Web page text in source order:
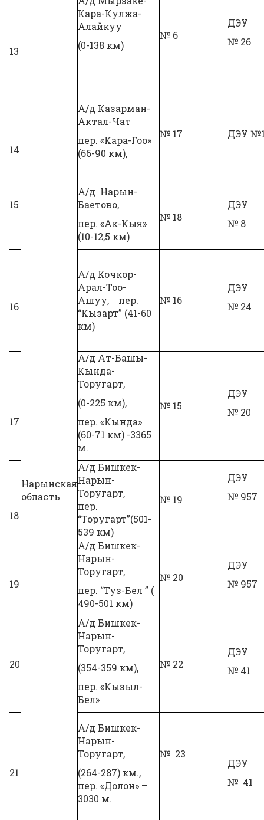
13
Кара-Кулжа-
Алайкуу
(0-138 км)
№ 6
ДЭУ
№ 26
14
Нарынская
область
А/д Казарман-
Актал-Чат
пер. «Кара-Гоо»
(66-90 км),
№ 17 ДЭУ
15
А/д Нарын-
Баетово,
пер. «Ак-Кыя»
(10-12,5 км)
№ 18
ДЭУ
№ 8
16
А/д Кочкор-
Арал-Тоо-
Ашуу, пер.
“Кызарт” (41-60
км)
№ 16
ДЭУ
№ 24
17
А/д Ат-Башы-
Кында-
Торугарт,
(0-225 км),
пер. «Кында»
(60-71 км) -3365
м.
№ 15
ДЭУ
№ 20
18
А/д Бишкек-
Нарын-
Торугарт,
пер.
“Торугарт”(501-
539 км)
№ 19
ДЭУ
№ 957
19
А/д Бишкек-
Нарын-
Торугарт,
пер. “Туз-Бел ” (
490-501 км)
№ 20
ДЭУ
№ 957
20
А/д Бишкек-
Нарын-
Торугарт,
(354-359 км),
пер. «Кызыл-
Бел»
№ 22
ДЭУ
№ 41
21
А/д Бишкек-
Нарын-
Торугарт,
(264-287) км.,
пер. «Долон» –
3030 м.
№ 23
ДЭУ
№ 41